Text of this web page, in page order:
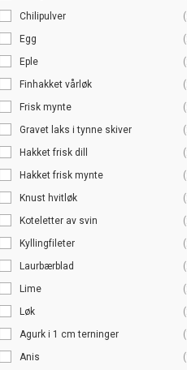
Chilipulver
Egg
Eple
Finhakket vårløk
Frisk mynte
Gravet laks i tynne skiver
Hakket frisk dill
Hakket frisk mynte
Knust hvitløk
Koteletter av svin
Kyllingfileter
Laurbærblad
Lime
Løk
Agurk i 1 cm terninger
Anis